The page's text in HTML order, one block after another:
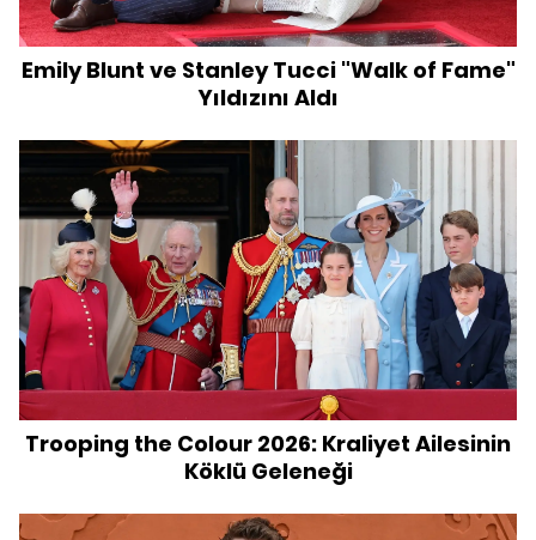
Emily Blunt ve Stanley Tucci "Walk of Fame"
Yıldızını Aldı
Trooping the Colour 2026: Kraliyet Ailesinin
Köklü Geleneği